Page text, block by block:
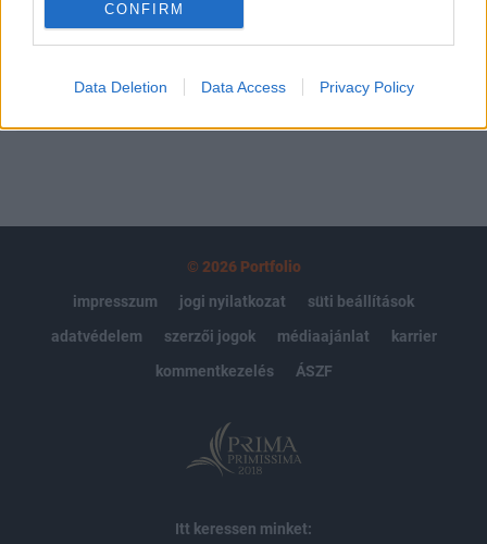
CONFIRM
Data Deletion Data Access Privacy Policy
MÁR ELŐFIZETŐNK VAGY?BEJELENTKEZÉS
© 2026 Portfolio
impresszum
jogi nyilatkozat
süti beállítások
adatvédelem
szerzői jogok médiaajánlat
karrier
kommentkezelés
ÁSZF
Itt keressen minket: